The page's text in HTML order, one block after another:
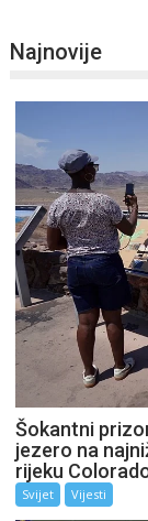
Najnovije
Šokantni
jezero na
rijeku
Svijet Vijesti